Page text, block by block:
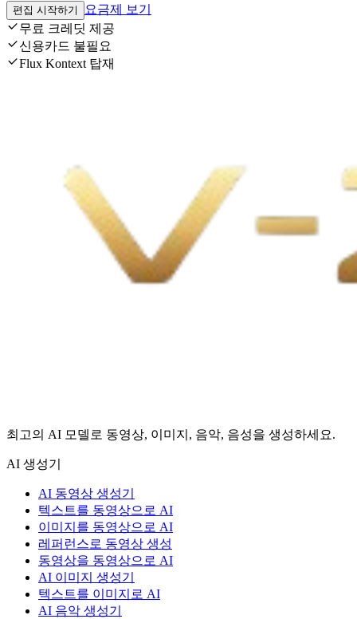
편집 시작하기
요금제 보기
무료 크레딧 제공
신용카드 불필요
Flux Kontext 탑재
최고의 AI 모델로 동영상, 이미지, 음악, 음성을 생성하세요.
AI 생성기
AI 동영상 생성기
텍스트를 동영상으로 AI
이미지를 동영상으로 AI
레퍼런스로 동영상 생성
동영상을 동영상으로 AI
AI 이미지 생성기
텍스트를 이미지로 AI
AI 음악 생성기